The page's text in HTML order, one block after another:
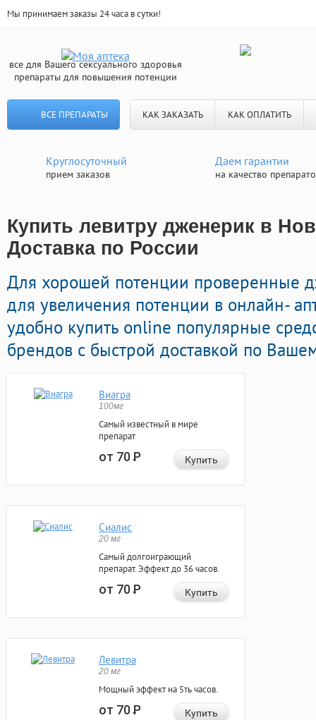
Мы принимаем заказы 24 часа в сутки!
все для Вашего сексуального здоровья
препараты для повышения потенции
ВСЕ ПРЕПАРАТЫ КАК ЗАКАЗАТЬ КАК ОПЛАТИТЬ
Круглосуточный
прием заказов
Даем гарантии
на качество
Купить левитру дженерик в
Доставка по России
Для хорошей потенции проверенные
для увеличения потенции в онлайн-
удобно купить online популярные
брендов с быстрой доставкой по
Виагра
100мг
Самый известный в мире
препарат
от 70Р Купить
Сиалис
20 мг
Самый долгоиграющий
препарат. Эффект до 36 часов.
от 70Р Купить
Левитра
20 мг
Мощный эффект на 5ть часов.
от 70Р Купить